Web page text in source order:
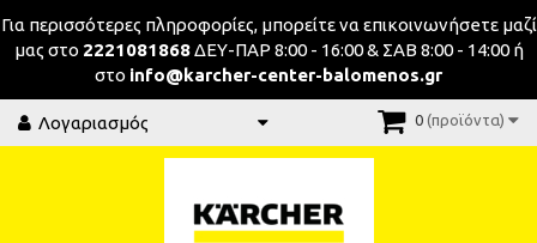
Για περισσότερες πληροφορίες, μπορείτε να επικοινωνήσeτε μαζί
μας στο 2221081868ΔΕΥ-ΠΑΡ 8:00 - 16:00 & ΣΑΒ 8:00 - 14:00 ή
στο info@karcher-center-balomenos.gr
Λογαριασμός 0 (προϊόντα)